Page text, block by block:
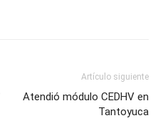
Artículo siguiente
Atendió módulo CEDHV en
Tantoyuca